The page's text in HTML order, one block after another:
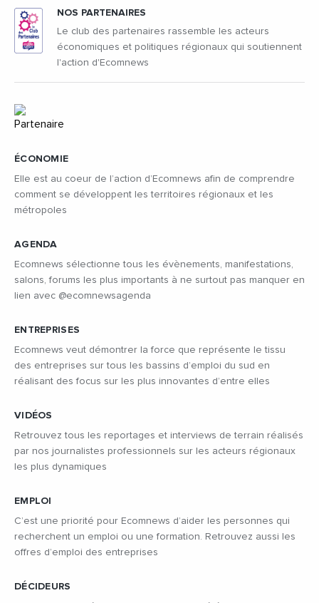
ÉCONOMIE
Elle est au coeur de l’action d’Ecomnews afin de comprendre
comment se développent les territoires régionaux et les
métropoles
AGENDA
Ecomnews sélectionne tous les évènements, manifestations,
salons, forums les plus importants à ne surtout pas manquer en
lien avec @ecomnewsagenda
ENTREPRISES
Ecomnews veut démontrer la force que représente le tissu
des entreprises sur tous les bassins d’emploi du sud en
réalisant des focus sur les plus innovantes d’entre elles
VIDÉOS
Retrouvez tous les reportages et interviews de terrain réalisés
par nos journalistes professionnels sur les acteurs régionaux
les plus dynamiques
EMPLOI
C’est une priorité pour Ecomnews d’aider les personnes qui
recherchent un emploi ou une formation. Retrouvez aussi les
offres d’emploi des entreprises
DÉCIDEURS
NOS PARTENAIRES
Le club des partenaires rassemble les acteurs
économiques et politiques régionaux qui soutiennent
l'action d'Ecomnews